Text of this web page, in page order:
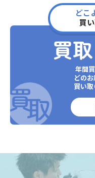
どこ
買
買取
年間
どの
買い